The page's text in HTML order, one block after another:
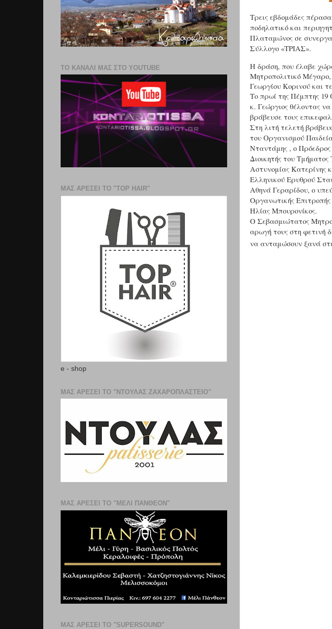
Τρεις εβδομάδες
ποδηλατικό και
Πλαταμώνος σε
Σύλλογο «ΤΡΙΑΣ».
Η δράση, που έλαβε
Μητροπολιτικό
Γεωργίου Κορινού και
Το πρωί της Πέμπτης
κ. Γεώργιος θέλοντας
βράβευσε τους
Στη λιτή τελετή
του Οργανισμού
Νταντάμης , ο
Διοικητής του
Αστυνομίας Κατερίνης
Ελληνικού Ερυθρού
Αθηνά Γεραρίδου, o
Οργανωτικής
Ηλίας Μπουρονίκος.
Ο Σεβασμιώτατος
αρωγή τους στη φετινή
να ανταμώσουν ξανά
ΤΟ ΚΑΝΑΛΙ ΜΑΣ ΣΤΟ YOUTUBE
ΜΑΣ ΑΡΕΣΕΙ ΤΟ "TOP HAIR"
e - shop
ΜΑΣ ΑΡΕΣΕΙ ΤΟ "ΝΤΟΥΛΑΣ ΖΑΧΑΡΟΠΛΑΣΤΕΊΟ"
ΜΑΣ ΑΡΕΣΕΙ ΤΟ "ΜΕΛΙ ΠΑΝΘΕΟΝ"
ΜΑΣ ΑΡΕΣΕΙ ΤΟ "SUPERSOUND"